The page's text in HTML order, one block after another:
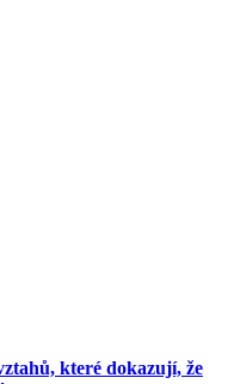
které dokazují, že